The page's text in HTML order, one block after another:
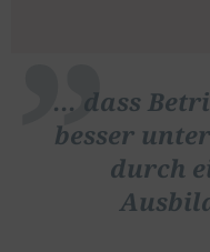
... dass
besser
durch